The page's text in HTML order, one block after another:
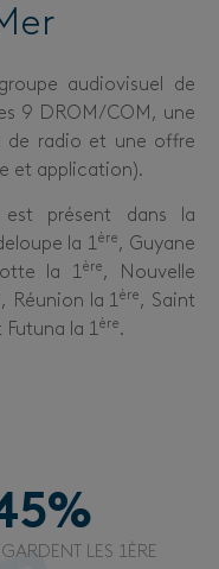
audiovisuel de
9 DROM/COM, une
de radio et une offre
et application).
présent dans la
la 1ère, Guyane
la 1ère, Nouvelle
, Réunion la 1ère, Saint
Futuna la 1ère.
%
LES 1ÈRE